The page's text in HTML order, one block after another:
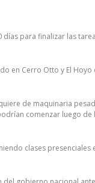
para finalizar las
en Cerro Otto y El
de maquinaria
comenzar luego
clases